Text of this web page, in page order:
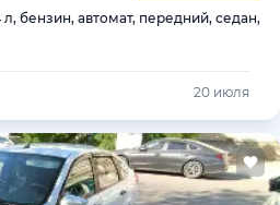
бензин, автомат, передний, седан,
20 июля